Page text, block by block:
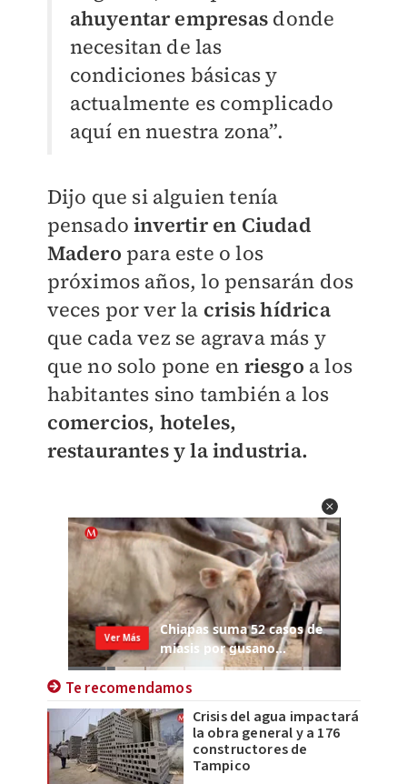
ahuyentar empresas donde
necesitan de las
condiciones básicas y
actualmente es complicado
aquí en nuestra zona”.
Dijo que si alguien tenía
pensadoinvertir en Ciudad
Madero para este o los
próximos años, lo pensarán dos
veces por ver la crisis hídrica
que cada vez se agrava más y
que no solo pone en riesgo a los
habitantes sino también a los
comercios, hoteles,
restaurantes y la industria.
Te recomendamos
Crisis del agua impactará
la obra general y a 176
constructores de
Tampico